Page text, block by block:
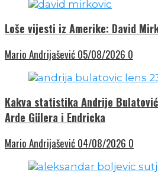
Loše vijesti iz Amerike: David
Mario Andrijašević 05/08/2026 0
Kakva statistika Andrije
Arde Gülera i Endricka
Mario Andrijašević 04/08/2026 0